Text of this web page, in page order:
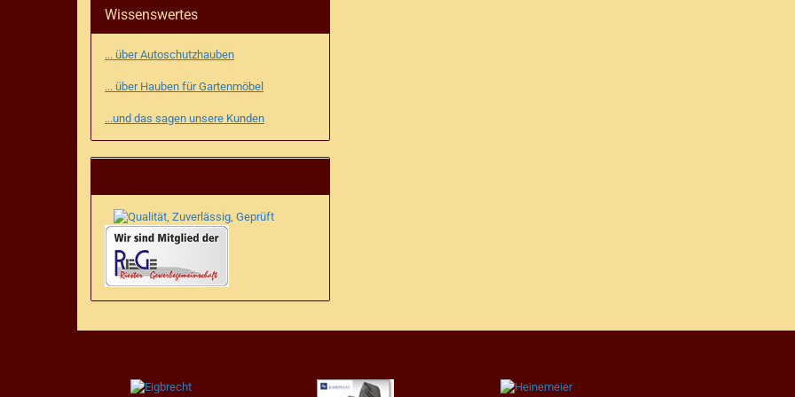
Wissenswertes
... über Autoschutzhauben
... über Hauben für Gartenmöbel
...und das sagen unsere Kunden